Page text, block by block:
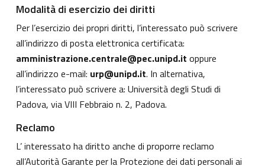
Modalità di esercizio dei diritti
Per l’esercizio dei propri diritti, l’interessato può scrivere
all’indirizzo di posta elettronica certificata:
amministrazione.centrale@pec.unipd.it oppure
all’indirizzo e-mail: urp@unipd.it. In alternativa,
l’interessato può scrivere a: Università degli Studi di
Padova, via VIII Febbraio n. 2, Padova.
Reclamo
L’ interessato ha diritto anche di proporre reclamo
all’Autorità Garante per la Protezione dei dati personali ai